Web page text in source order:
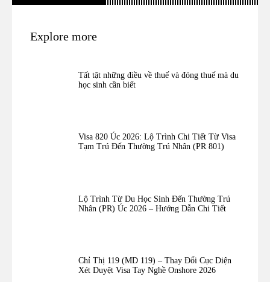
Explore more
Tất tật những điều về thuế và đóng thuế mà du
học sinh cần biết
Visa 820 Úc 2026: Lộ Trình Chi Tiết Từ Visa
Tạm Trú Đến Thường Trú Nhân (PR 801)
Lộ Trình Từ Du Học Sinh Đến Thường Trú
Nhân (PR) Úc 2026 – Hướng Dẫn Chi Tiết
Chỉ Thị 119 (MD 119) – Thay Đổi Cục Diện
Xét Duyệt Visa Tay Nghề Onshore 2026